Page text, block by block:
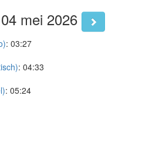
mei 2026
: 03:27
: 04:33
: 05:24